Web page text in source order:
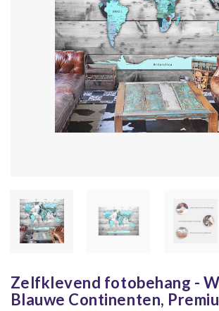
Zelfklevend fotobehang -
Blauwe Continenten,